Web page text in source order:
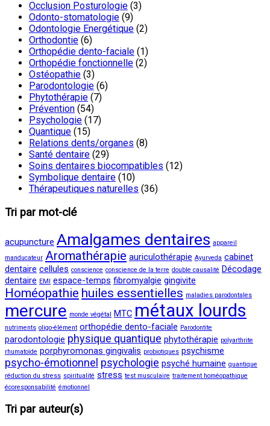
Occlusion Posturologie (3)
Odonto-stomatologie (9)
Odontologie Energétique (2)
Orthodontie (6)
Orthopédie dento-faciale (1)
Orthopédie fonctionnelle (2)
Ostéopathie (3)
Parodontologie (6)
Phytothérapie (7)
Prévention (54)
Psychologie (17)
Quantique (15)
Relations dents/organes (8)
Santé dentaire (29)
Soins dentaires biocompatibles (12)
Symbolique dentaire (10)
Thérapeutiques naturelles (36)
Tri par mot-clé
acupuncture Amalgames dentaires appareil
manducateur Aromathérapie auriculothérapie Ayurveda cabinet
dentaire cellules conscience conscience de la terre double causalité Décodage
dentaire EMI espace-temps fibromyalgie gingivite
Homéopathie huiles essentielles maladies parodontales
mercure monde végétal MTC métaux lourds
nutriments oligo-élément orthopédie dento-faciale Parodontite
parodontologie physique quantique phytothérapie polyarthrite
rhumatoïde porphyromonas gingivalis probiotiques psychisme
psycho-émotionnel psychologie psyché humaine quantique
réduction du stress spiritualité stress test musculaire traitement homéopathique
écoresponsabilité émotionnel
Tri par auteur(s)